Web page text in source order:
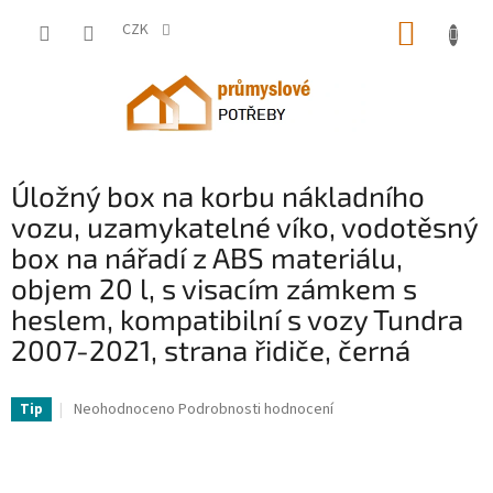
CZK
Úložný box na korbu nákladního
vozu, uzamykatelné víko, vodotěsný
box na nářadí z ABS materiálu,
objem 20 l, s visacím zámkem s
heslem, kompatibilní s vozy Tundra
2007-2021, strana řidiče, černá
Tip
Průměrné
Neohodnoceno Podrobnosti hodnocení